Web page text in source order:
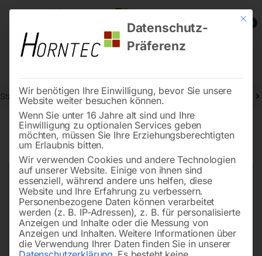
0
Start Schweisstechnologie Autogen-Schweißgeräte und Zubehör
Mit
Datenschutz-
Präferenz
Wir benötigen Ihre Einwilligung, bevor Sie unsere
Website weiter besuchen können.
Wenn Sie unter 16 Jahre alt sind und Ihre
Einwilligung zu optionalen Services geben
möchten, müssen Sie Ihre Erziehungsberechtigten
um Erlaubnis bitten.
Wir verwenden Cookies und andere Technologien
auf unserer Website. Einige von ihnen sind
essenziell, während andere uns helfen, diese
Website und Ihre Erfahrung zu verbessern.
Personenbezogene Daten können verarbeitet
werden (z. B. IP-Adressen), z. B. für personalisierte
Anzeigen und Inhalte oder die Messung von
Anzeigen und Inhalten. Weitere Informationen über
die Verwendung Ihrer Daten finden Sie in unserer